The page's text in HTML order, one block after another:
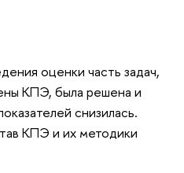
оценки часть задач,
КПЭ, была решена и
снизилась.
КПЭ и их методики